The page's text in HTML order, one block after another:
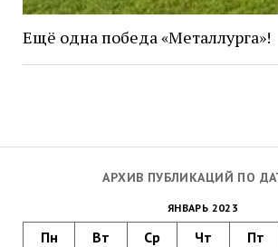
АРХИВ ПУБЛИКАЦИЙ ПО
ЯНВАРЬ 2023
Пн Вт Ср Чт Пт
Ещё одна победа «Металлурга»!